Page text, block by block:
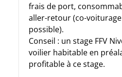
frais de port,
aller-retour (co-
possible).
Conseil : un stage FFV
voilier habitable en
profitable à ce stage.